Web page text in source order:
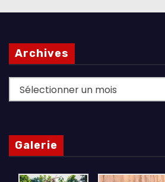
Archives
Archives
Galerie